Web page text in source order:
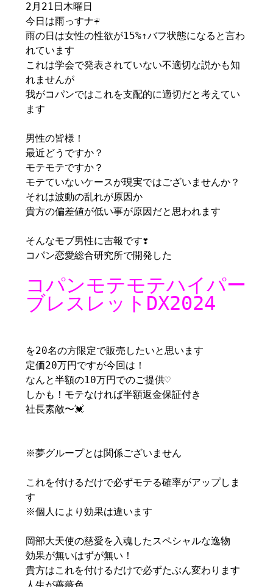
2月21日木曜日
今日は雨っすナ☔
雨の日は女性の性欲が15%↑バフ状態になると言わ
れています
これは学会で発表されていない不適切な説かも知
れませんが
我がコパンではこれを支配的に適切だと考えてい
ます
男性の皆様！
最近どうですか？
モテモテですか？
モテていないケースが現実ではございませんか？
それは波動の乱れが原因か
貴方の偏差値が低い事が原因だと思われます
そんなモブ男性に吉報です❣️
コパン恋愛総合研究所で開発した
コパンモテモテハイパー
ブレスレットDX2024
を20名の方限定で販売したいと思います
定価20万円ですが今回は！
なんと半額の10万円でのご提供♡
しかも！モテなければ半額返金保証付き
社長素敵〜💓
※夢グループとは関係ございません
これを付けるだけで必ずモテる確率がアップしま
す
※個人により効果は違います
岡部大天使の慈愛を入魂したスペシャルな逸物
効果が無いはずが無い！
貴方はこれを付けるだけで必ずたぶん変わります